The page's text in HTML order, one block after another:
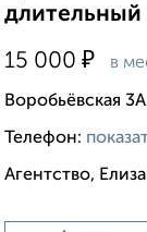
длительный
15 000 ₽ в
Воробьёвская 3А
Телефон:
Агентство,